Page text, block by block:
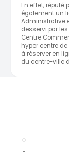
En effet, réputé
également un
Administrative
desservi par
Centre
hyper centre
à réserver en
du centre-ville